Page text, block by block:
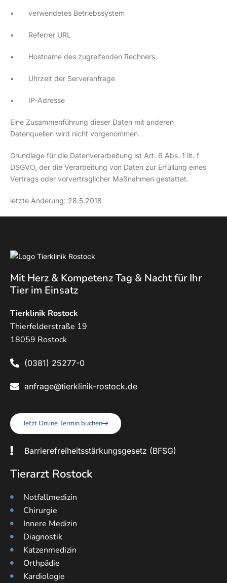
• verwendetes Betriebssystem
• Referrer URL
• Hostname des zugreifenden Rechners
• Uhrzeit der Serveranfrage
• IP-Adresse
Eine Zusammenführung dieser Daten mit anderen
Datenquellen wird nicht vorgenommen.
Grundlage für die Datenverarbeitung ist Art. 6 Abs. 1 lit. f
DSGVO, der die Verarbeitung von Daten zur Erfüllung eines
Vertrags oder vorvertraglicher Maßnahmen gestattet.
letzte Änderung: 28.5.2018
Mit Herz & Kompetenz Tag & Nacht für Ihr
Tier im Einsatz
Tierklinik Rostock
Thierfelderstraße 19
18059 Rostock
(0381) 25277-0
anfrage@tierklinik-rostock.de
Jetzt Online Termin buchen
Barrierefreiheitsstärkungsgesetz (BFSG)
Tierarzt Rostock
Notfallmedizin
Chirurgie
Innere Medizin
Diagnostik
Katzenmedizin
Orthpädie
Kardiologie